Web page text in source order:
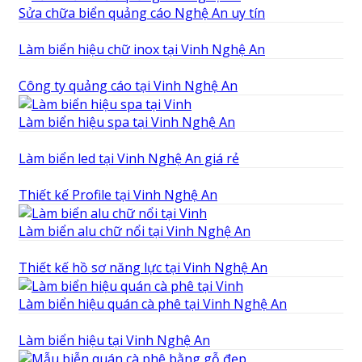
Sửa chữa biển quảng cáo Nghệ An uy tín
Làm biển hiệu chữ inox tại Vinh Nghệ An
Công ty quảng cáo tại Vinh Nghệ An
Làm biển hiệu spa tại Vinh Nghệ An
Làm biển led tại Vinh Nghệ An giá rẻ
Thiết kế Profile tại Vinh Nghệ An
Làm biển alu chữ nổi tại Vinh Nghệ An
Thiết kế hồ sơ năng lực tại Vinh Nghệ An
Làm biển hiệu quán cà phê tại Vinh Nghệ An
Làm biển hiệu tại Vinh Nghệ An